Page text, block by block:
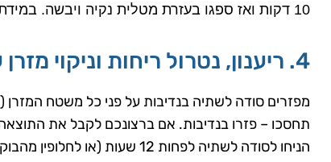
10 דקות ואז ספגו בעזרת מטלית נקיה ויבשה. במידת הצורך חזרו על הפעולה שנית.
4. ריענון, נטרול ריחות וניקוי מזרן עם סודה לשתיה
מפזרים סודה לשתיה בנדיבות על פני כל משטח
תחסכו – פזרו בנדיבות. אם ברצונכם לקבל את התוצאה
הניחו לסודה לשתיה לפחות 12